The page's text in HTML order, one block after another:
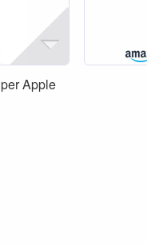
per Apple